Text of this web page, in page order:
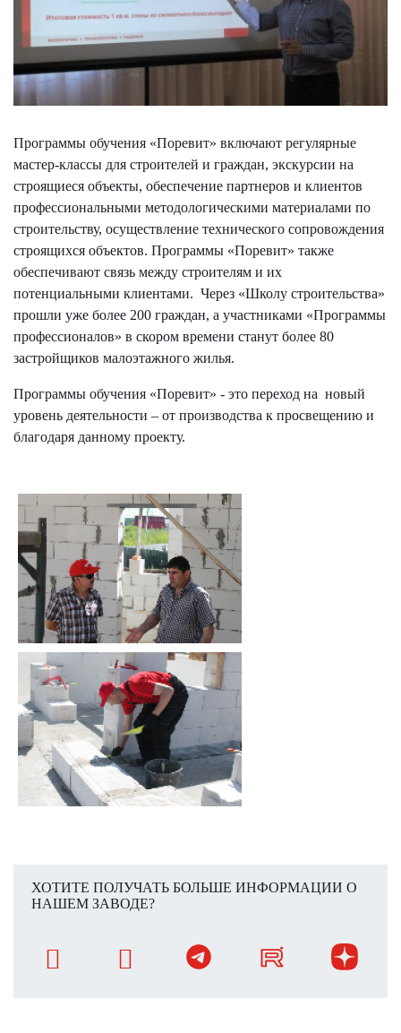
Программы обучения «Поревит» включают регулярные
мастер-классы для строителей и граждан, экскурсии на
строящиеся объекты, обеспечение партнеров и клиентов
профессиональными методологическими материалами по
строительству, осуществление технического сопровождения
строящихся объектов. Программы «Поревит» также
обеспечивают связь между строителям и их
потенциальными клиентами. Через «Школу строительства»
прошли уже более 200 граждан, а участниками «Программы
профессионалов» в скором времени станут более 80
застройщиков малоэтажного жилья.
Программы обучения «Поревит» - это переход на новый
уровень деятельности – от производства к просвещению и
благодаря данному проекту.
ХОТИТЕ ПОЛУЧАТЬ БОЛЬШЕ ИНФОРМАЦИИ О
НАШЕМ ЗАВОДЕ?